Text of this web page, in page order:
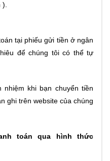
).
tại phiếu gửi tiền ở ngân
để chúng tôi có thể tự
nhiệm khi bạn chuyển tiền
ghi trên website của chúng
toán qua hình thức